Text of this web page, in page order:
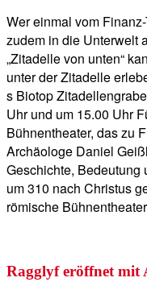
Wer einmal vom
zudem in die Unterwelt
„Zitadelle von unten“
unter der Zitadelle
s Biotop
Uhr und um 15.00 Uhr
Bühnentheater, das zu
Archäologe Daniel
Geschichte, Bedeutung
um 310 nach Christus
römische
Ragglyf eröffnet mit